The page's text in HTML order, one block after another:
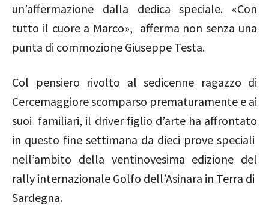
un’affermazione dalla dedica speciale. «Con
tutto il cuore a Marco», afferma non senza una
punta di commozione Giuseppe Testa.
Col pensiero rivolto al sedicenne ragazzo di
Cercemaggiore scomparso prematuramente e ai
suoi familiari, il driver figlio d’arte ha affrontato
in questo fine settimana da dieci prove speciali
nell’ambito della ventinovesima edizione del
rally internazionale Golfo dell’Asinara in Terra di
Sardegna.